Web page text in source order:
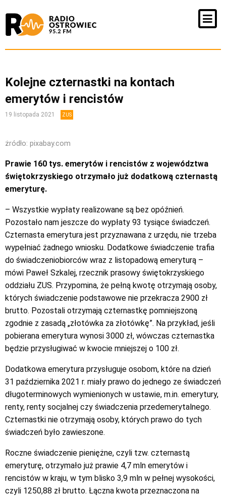
Kolejne czternastki na kontach
emerytów i rencistów
19 listopada 2021 ZUS
żródło: pixabay.com
Prawie 160 tys. emerytów i rencistów z województwa
świętokrzyskiego otrzymało już dodatkową czternastą
emeryturę.
– Wszystkie wypłaty realizowane są bez opóźnień.
Pozostało nam jeszcze do wypłaty 93 tysiące świadczeń.
Czternasta emerytura jest przyznawana z urzędu, nie trzeba
wypełniać żadnego wniosku. Dodatkowe świadczenie trafia
do świadczeniobiorców wraz z listopadową emeryturą –
mówi Paweł Szkalej, rzecznik prasowy świętokrzyskiego
oddziału ZUS. Przypomina, że pełną kwotę otrzymają osoby,
których świadczenie podstawowe nie przekracza 2900 zł
brutto. Pozostali otrzymają czternastkę pomniejszoną
zgodnie z zasadą „złotówka za złotówkę”. Na przykład, jeśli
pobierana emerytura wynosi 3000 zł, wówczas czternastka
będzie przysługiwać w kwocie mniejszej o 100 zł.
Dodatkowa emerytura przysługuje osobom, które na dzień
31 października 2021 r. miały prawo do jednego ze świadczeń
długoterminowych wymienionych w ustawie, m.in. emerytury,
renty, renty socjalnej czy świadczenia przedemerytalnego.
Czternastki nie otrzymają osoby, których prawo do tych
świadczeń było zawieszone.
Roczne świadczenie pieniężne, czyli tzw. czternastą
emeryturę, otrzymało już prawie 4,7 mln emerytów i
rencistów w kraju, w tym blisko 3,9 mln w pełnej wysokości,
czyli 1250,88 zł brutto. Łączna kwota przeznaczona na